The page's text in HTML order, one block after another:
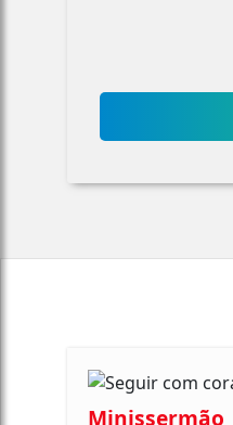
Minissermão